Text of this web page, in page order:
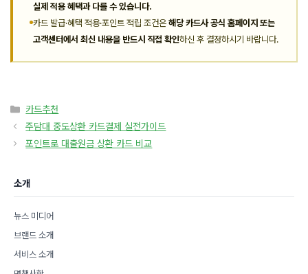
실제 적용 혜택과 다를 수 있습니다.
카드 발급·혜택 적용·포인트 적립 조건은 해당 카드사 공식 홈페이지 또는
고객센터에서 최신 내용을 반드시 직접 확인하신 후 결정하시기 바랍니다.
카
테
리
카드추천
주담대 중도상환 카드결제 실전가이드
포인트로 대출원금 상환 카드 비교
소개
뉴스 미디어
브랜드 소개
서비스 소개